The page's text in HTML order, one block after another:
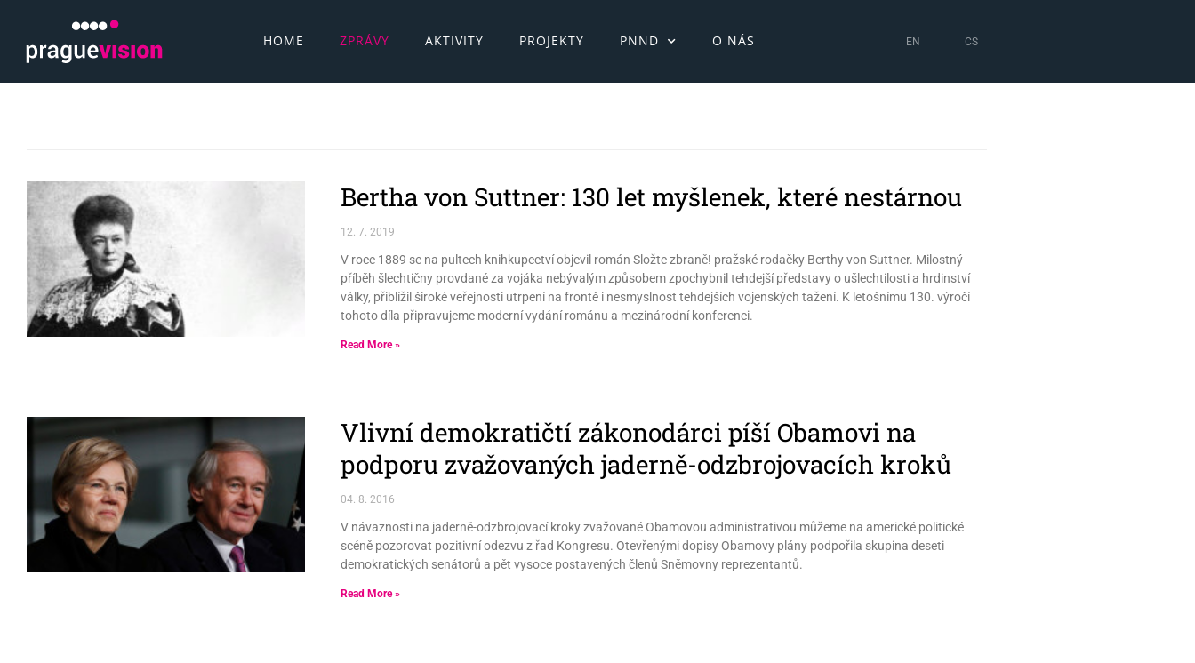
HOME ZPRÁVY AKTIVITY PROJEKTY PNND O NÁS EN CS
Bertha von Suttner: 130 let myšlenek, které nestárnou
12. 7. 2019
V roce 1889 se na pultech knihkupectví objevil román Složte zbraně! pražské rodačky Berthy von Suttner. Milostný
příběh šlechtičny provdané za vojáka nebývalým způsobem zpochybnil tehdejší představy o ušlechtilosti a hrdinství
války, přiblížil široké veřejnosti utrpení na frontě i nesmyslnost tehdejších vojenských tažení. K letošnímu 130. výročí
tohoto díla připravujeme moderní vydání románu a mezinárodní konferenci.
Read More »
Vlivní demokratičtí zákonodárci píší Obamovi na
podporu zvažovaných jaderně-odzbrojovacích kroků
04. 8. 2016
V návaznosti na jaderně-odzbrojovací kroky zvažované Obamovou administrativou můžeme na americké politické
scéně pozorovat pozitivní odezvu z řad Kongresu. Otevřenými dopisy Obamovy plány podpořila skupina deseti
demokratických senátorů a pět vysoce postavených členů Sněmovny reprezentantů.
Read More »